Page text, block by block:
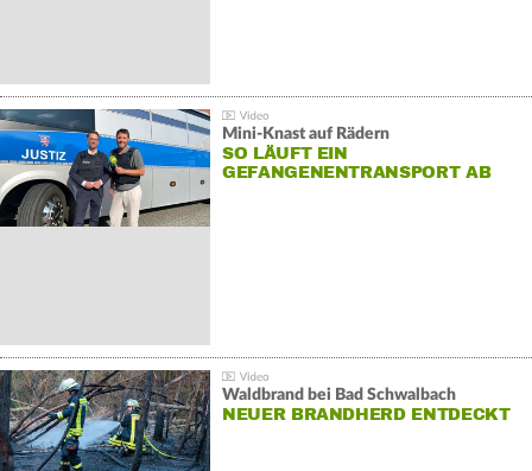
Mini-Knast auf Rädern
SO LÄUFT EIN
GEFANGENENTRANSPORT AB
Waldbrand bei Bad Schwalbach
NEUER BRANDHERD ENTDECKT